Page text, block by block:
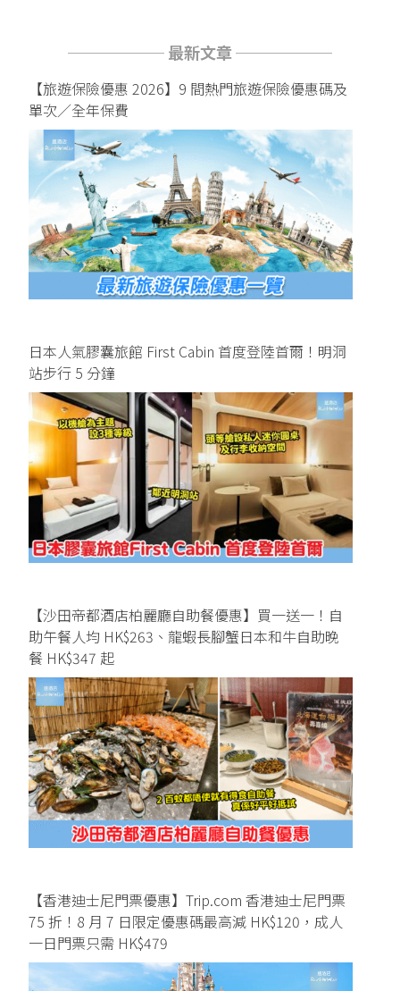
────── 最新文章 ──────
【旅遊保險優惠 2026】9 間熱門旅遊保險優惠碼及
單次／全年保費
日本人氣膠囊旅館 First Cabin 首度登陸首爾！明洞
站步行 5 分鐘
【沙田帝都酒店柏麗廳自助餐優惠】買一送一！自
助午餐人均 HK$263、龍蝦長腳蟹日本和牛自助晚
餐 HK$347 起
【香港迪士尼門票優惠】Trip.com 香港迪士尼門票
75 折！8 月 7 日限定優惠碼最高減 HK$120，成人
一日門票只需 HK$479